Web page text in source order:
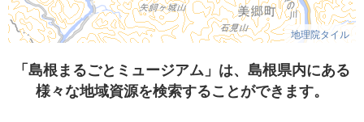
地理院タイル
「島根まるごとミュージアム」は、島根県内にある
様々な地域資源を検索することができます。